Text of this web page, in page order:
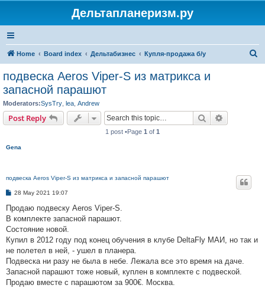
Дельтапланеризм.ру
Home Board index Дельтабизнес Купля-продажа б/у
подвеска Aeros Viper-S из матрикса и
запасной парашют
Moderators:SysTry lea Andrew
Post Reply Search
1 post •Page 1 of 1
Gena
подвеска Aeros Viper-S из матрикса и запасной парашют
P
s
t
28 May 2021 19:07
Продаю подвеску Aeros Viper-S.
В комплекте запасной парашют.
Состояние новой.
Купил в 2012 году под конец обучения в клубе DeltaFly МАИ, но так и
не полетел в ней, - ушел в планера.
Подвеска ни разу не была в небе. Лежала все это время на даче.
Запасной парашют тоже новый, куплен в комплекте с подвеской.
Продаю вместе с парашютом за 900€. Москва.